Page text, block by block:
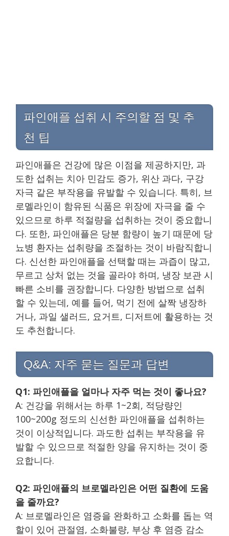
파인애플 섭취 시 주의할 점 및 추
천 팁
파인애플은 건강에 많은 이점을 제공하지만, 과
도한 섭취는 치아 민감도 증가, 위산 과다, 구강
자극 같은 부작용을 유발할 수 있습니다. 특히, 브
로멜라인이 함유된 식품은 위장에 자극을 줄 수
있으므로 하루 적절량을 섭취하는 것이 중요합니
다. 또한, 파인애플은 당분 함량이 높기 때문에 당
뇨병 환자는 섭취량을 조절하는 것이 바람직합니
다. 신선한 파인애플을 선택할 때는 과즙이 많고,
무르고 상처 없는 것을 골라야 하며, 냉장 보관 시
빠른 소비를 권장합니다. 다양한 방법으로 섭취
할 수 있는데, 예를 들어, 먹기 전에 살짝 냉장하
거나, 과일 샐러드, 요거트, 디저트에 활용하는 것
도 추천합니다.
Q&A: 자주 묻는 질문과 답변
Q1: 파인애플을 얼마나 자주 먹는 것이 좋나요?
A: 건강을 위해서는 하루 1~2회, 적당량인
100~200g 정도의 신선한 파인애플을 섭취하는
것이 이상적입니다. 과도한 섭취는 부작용을 유
발할 수 있으므로 적절한 양을 유지하는 것이 중
요합니다.
Q2: 파인애플의 브로멜라인은 어떤 질환에 도움
을 줄까요?
A: 브로멜라인은 염증을 완화하고 소화를 돕는 역
할이 있어 관절염, 소화불량, 부상 후 염증 감소